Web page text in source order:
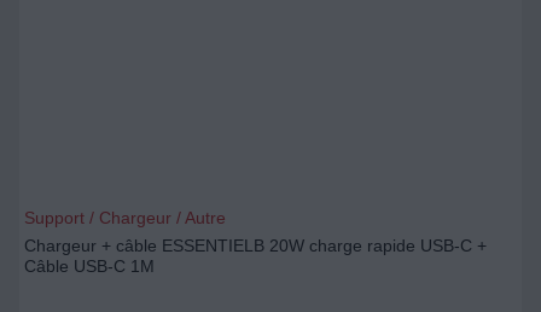
Support / Chargeur / Autre
Chargeur + câble ESSENTIELB 20W charge rapide USB-C +
Câble USB-C 1M